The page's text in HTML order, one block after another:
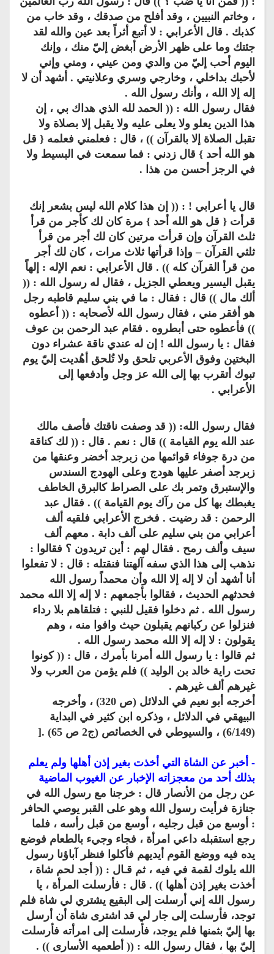
، وخاتم النبيين ، وقد أفلح من صدقك ، وقد خاب من
كذبك . قال الأعرابي : لا أتبع أثراً بعد عين والله لقد
جئتك وما على ظهر الأرض أبغض إليّ منك ، وإنك
اليوم أحب إليّ من والدي ومن عيني ، ومني وإني
لأحبك بداخلي ، وخارجي وسري وعلانيتي . أشهد أن لا
إله إلا الله ، وأنك رسول الله .
فقال رسول الله : (( الحمد لله الذي هداك بي ، إن
هذا الدين يعلو ولا يعلى عليه ولا يقبل إلا بصلاة ولا
تقبل الصلاة إلا بالقرآن )) ، قال : فعلمني فعلمه { قل
هو الله أحد } قال زدني : فما سمعت في البسيط ولا
في الرجز أحسن من هذا .
قال يا أعرابي ! : (( إن هذا كلام الله ليس بشعر إنك
قرأت { قل هو الله أحد } مرة كان لك كأجر من قرأ
ثلث القرآن وإن قرأت مرتين كان لك أجر من قرأ
ثلثي القرآن – وإذا قرأتها ثلاث مرات ، كان لك أجر
من قرأ القرآن كله )) . قال الأعرابي : نعم الإله : إلهاً
يقبل اليسير ويعطي الجزيل ، فقال له رسول الله : ((
ألك مال )) قال : فقال : ما في بني سليم قاطبه رجل
هو أفقر مني ، فقال رسول الله لأصحابه : (( أعطوه
)) فأعطوه حتى أبطروه . فقام عبد الرحمن بن عوف
فقال : يا رسول الله ! إن له عندي ناقة عشراء دون
البختين وفوق الأعربي تلحق ولا تُلحق أهُديت إليّ يوم
تبوك أتقرب بها إلى الله عز وجل وأدفعها إلى
الأعرابي .
فقال رسول الله: (( قد وصفت ناقتك فأصف مالك
عند الله يوم القيامة )) قال : نعم . قال : (( لك كناقة
من درة جوفاء قوائمها من زبرجد أخضر وعنقها من
زبرجد أصفر عليها هودج وعلى الهودج السندس
والإستبرق وتمر بك على الصراط كالبرق الخاطف
يغبطك بها كل من رآك يوم القيامة )) . فقال عبد
الرحمن : قد رضيت . فخرج الأعرابي فلقيه ألف
أعرابي من بني سليم على ألف دابة . معهم ألف
سيف وألف رمح . فقال لهم : أين تريدون ؟ فقالوا :
نذهب إلى هذا الذي سفه آلهتنا فنقتله : قال : لا تفعلوا
أنا أشهد أن لا إله إلا الله وأن محمداً رسول الله
فحدثهم الحديث ، فقالوا بأجمعهم : لا إله إلا الله محمد
رسول الله . ثم دخلوا فقيل للنبي : فتلقاهم بلا رداء
فنزلوا عن ركبانهم يقبلون حيث وافوا منه ، وهم
يقولون : لا إله إلا الله محمد رسول الله .
ثم قالوا : يا رسول الله أمرنا بأمرك ، قال : (( كونوا
تحت راية خالد بن الوليد )) فلم يؤمن من العرب ولا
غيرهم ألف غيرهم .
أخرجه أبو نعيم في الدلائل (ص 320) ، وأخرجه
البيهقي في الدلائل ، وذكره ابن كثير في البداية
(6/149) ، والسيوطي في الخصائص (ج2 ص 65) .[
- أخبر عن الشاة التي أخذت بغير إذن أهلها ولم يعلم
بذلك أحد من معجزاته الإخبار عن الغيوب الماضية
عن رجل من الأنصار قال : خرجنا مع رسول الله في
جنازة فرأيت رسول الله وهو على القبر يوصي الحافر
: أوسع من قبل رجليه ، أوسع من قبل رأسه ، فلما
رجع استقبله داعي امرأة ، فجاء وجيء بالطعام فوضع
يده فيه ووضع القوم أيديهم فأكلوا فنظر آباؤنا رسول
الله يلوك لقمة في فيه ، ثم قـال : (( أجد لحم شاة ،
أخذت بغير إذن أهلها )) . قال : فأرسلت المرأة ، يا
رسول الله إني أرسلت إلى البقيع يشتري لي شاة فلم
توجد، فأرسلت إلى جار لي قد اشترى شاة أن أرسل
بها إليّ بثمنها فلم يوجد، فأرسلت إلى امرأته فأرسلت
إليّ بها ، فقال رسول الله : (( أطعميه الأسارى )) .